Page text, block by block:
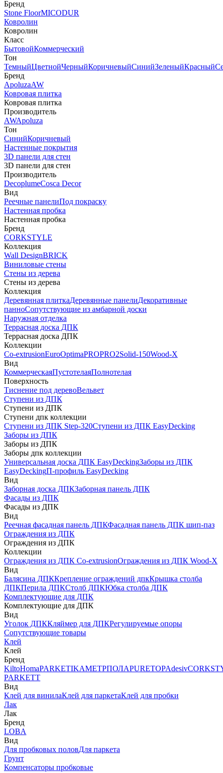
Бренд
Stone FloorMICODUR
Ковролин
Ковролин
Класс
БытовойКоммерческий
Тон
ТемныйЦветнойЧерныйКоричневыйСинийЗеленыйКрасный
Бренд
ApoluzaAW
Ковровая плитка
Ковровая плитка
Производитель
AWApoluza
Тон
СинийКоричневый
Настенные покрытия
3D панели для стен
3D панели для стен
Производитель
DecoplumeCosca Decor
Вид
Реечные панелиПод покраску
Настенная пробка
Настенная пробка
Бренд
CORKSTYLE
Коллекция
Wall DesignBRICK
Виниловые стены
Стены из дерева
Стены из дерева
Коллекция
Деревянная плиткаДеревянные панелиДекоративные
панноСопутствующие из амбарной доски
Наружная отделка
Террасная доска ДПК
Террасная доска ДПК
Коллекции
Co-extrusionEuroOptimaPROPRO2Solid-150Wood-X
Вид
КоммерческаяПустотелаяПолнотелая
Поверхность
Тиснение под деревоВельвет
Ступени из ДПК
Ступени из ДПК
Ступени дпк коллекции
Ступени из ДПК Step-320Ступени из ДПК EasyDecking
Заборы из ДПК
Заборы из ДПК
Заборы дпк коллекции
Универсальная доска ДПК EasyDeckingЗаборы из ДПК
EasyDeckingП-профиль EasyDecking
Вид
Заборная доска ДПКЗаборная панель ДПК
Фасады из ДПК
Фасады из ДПК
Вид
Реечная фасадная панель ДПКФасадная панель ДПК шип-паз
Ограждения из ДПК
Ограждения из ДПК
Коллекции
Ограждения из ДПК Co-extrusionОграждения из ДПК Wood-X
Вид
Балясина ДПККрепление ограждений дпкКрышка столба
ДПКПерила ДПКСтолб ДПКЮбка столба ДПК
Комплектующие для ДПК
Комплектующие для ДПК
Вид
Уголок ДПККляймер для ДПКРегулируемые опоры
Сопутствующие товары
Клей
Клей
Бренд
KiltoHomaPARKETIKAМЕТРПОЛАPURETOPAdesiv
PARKETT
Вид
Клей для винилаКлей для паркетаКлей для пробки
Лак
Лак
Бренд
LOBA
Вид
Для пробковых половДля паркета
Грунт
Компенсаторы пробковые